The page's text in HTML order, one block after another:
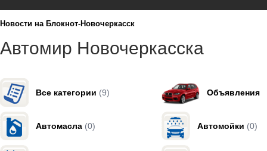
Новости на Блoкнoт-Новочеркасск
Автомир Новочеркасска
Все категории (9) Объявления
Автомасла (0) Автомойки (0)